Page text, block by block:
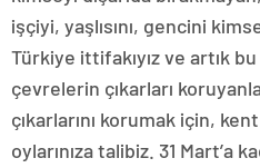
işçiyi, yaşlısını, gencini
Türkiye ittifakıyız ve artık
çevrelerin çıkarları
çıkarlarını korumak için,
oylarınıza talibiz. 31 Mart’a